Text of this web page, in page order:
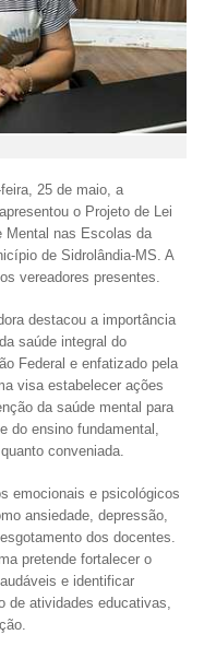
25 de maio, a
o Projeto de Lei
Mental nas Escolas da
de Sidrolândia-MS. A
vereadores presentes.
destacou a importância
saúde integral do
Federal e enfatizado pela
visa estabelecer ações
da saúde mental para
do ensino fundamental,
conveniada.
emocionais e psicológicos
ansiedade, depressão,
dos docentes.
pretende fortalecer o
e identificar
de atividades educativas,